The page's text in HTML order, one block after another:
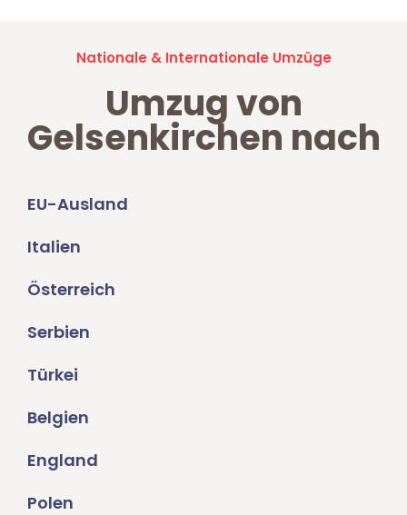
Nationale & Internationale Umzüge
Umzug von
Gelsenkirchen nach
EU-Ausland
Italien
Österreich
Serbien
Türkei
Belgien
England
Polen